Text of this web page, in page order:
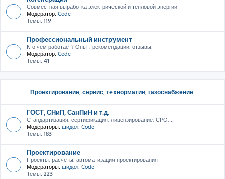
Совместная выработка электрической и тепловой энергии
Модератор: Code
Темы: 119
Профессиональный инструмент
Кто чем работает? Опыт, рекомендации, отзывы.
Модератор: Code
Темы: 41
Проектирование, сервис, тeхнорматив, газоснабжение ...
ГОСТ, СНиП, СанПиН и т.д.
Стандартизация, сертификация, лицензирование, СРО,...
Модераторы: шидол, Code
Темы: 183
Проектирование
Проекты, расчеты, автоматизация проектирования
Модераторы: шидол, Code
Темы: 223